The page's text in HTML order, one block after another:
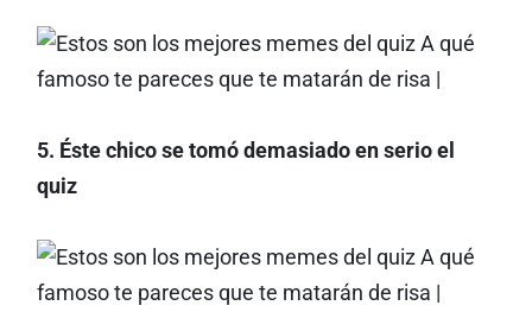
5. Éste chico se tomó demasiado en serio el
quiz